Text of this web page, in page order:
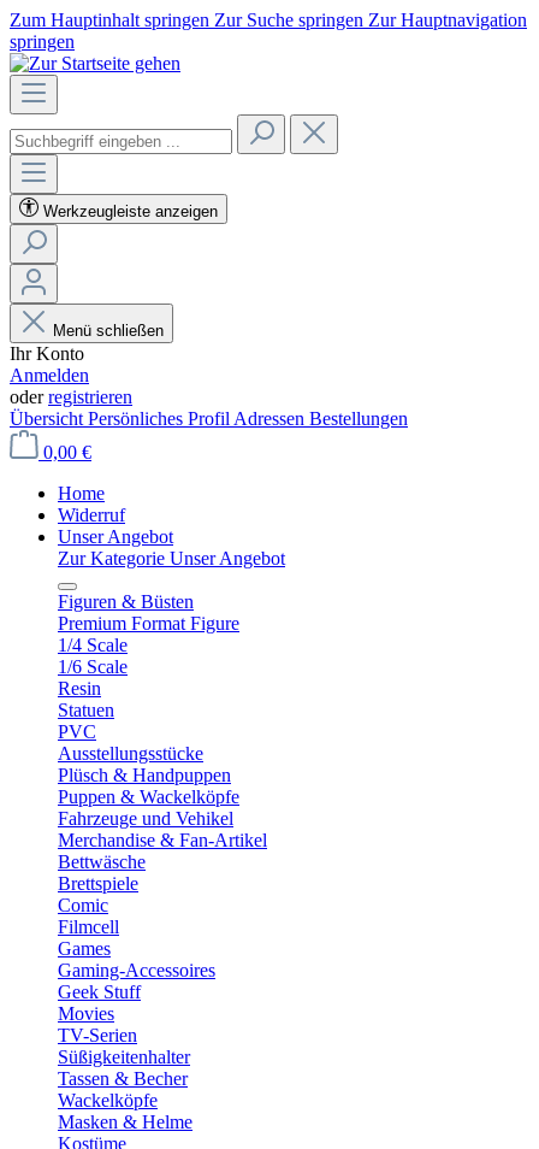
Zum Hauptinhalt springen Zur Suche springen Zur Hauptnavigation
springen
Werkzeugleiste anzeigen
Menü schließen
Ihr Konto
Anmelden
oderregistrieren
Übersicht Persönliches Profil Adressen Bestellungen
0,00 €
Home
Widerruf
Unser Angebot
Zur Kategorie Unser Angebot
Figuren & Büsten
Premium Format Figure
1/4 Scale
1/6 Scale
Resin
Statuen
PVC
Ausstellungsstücke
Plüsch & Handpuppen
Puppen & Wackelköpfe
Fahrzeuge und Vehikel
Merchandise & Fan-Artikel
Bettwäsche
Brettspiele
Comic
Filmcell
Games
Gaming-Accessoires
Geek Stuff
Movies
TV-Serien
Süßigkeitenhalter
Tassen & Becher
Wackelköpfe
Masken & Helme
Kostüme